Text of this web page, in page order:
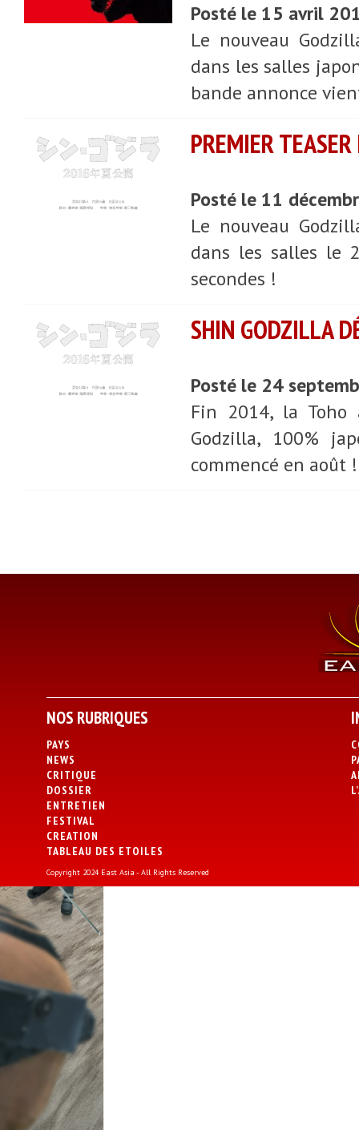
Posté le 15 avril
Le nouveau
dans les salles
bande annonce
PREMIER
Posté le 11
Le nouveau
dans les salles le
secondes !
SHIN GODZILLA
Posté le 24
Fin 2014, la
Godzilla, 100%
commencé en août !
NOS RUBRIQUES
PAYS
NEWS
CRITIQUE
DOSSIER
ENTRETIEN
FESTIVAL
CREATION
TABLEAU DES ETOILES
Copyright 2024 East Asia - All Rights Reserved